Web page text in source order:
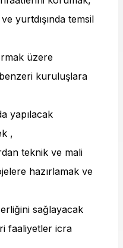
yurtdışında temsil
üzere
kuruluşlara
yapılacak
,
teknik ve mali
hazırlamak ve
sağlayacak
faaliyetler icra